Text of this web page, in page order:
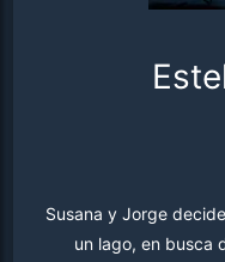
Susana y Jorge
un lago, en busca